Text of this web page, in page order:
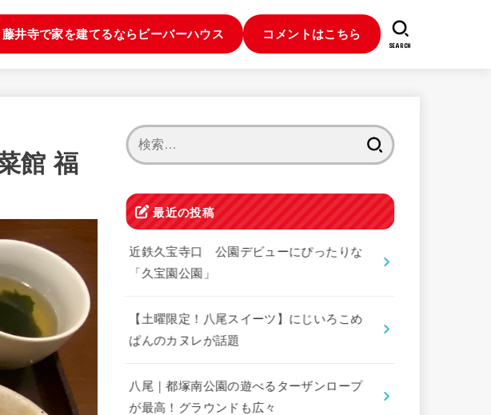
藤井寺で家を建てるならビーバーハウス コメントはこちら
SEARCH
館 福
最近の投稿
近鉄久宝寺口 公園デビューにぴったりな
「久宝園公園」
【土曜限定！八尾スイーツ】にじいろこめ
ぱんのカヌレが話題
八尾｜都塚南公園の遊べるターザンロープ
が最高！グラウンドも広々